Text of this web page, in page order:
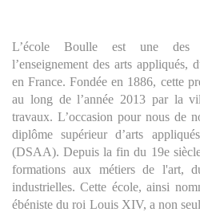
L’école Boulle est une des
l’enseignement des arts appliqués,
en France. Fondée en 1886, cette
au long de l’année 2013 par la
travaux. L’occasion pour nous de
diplôme supérieur d’arts
(DSAA). Depuis la fin du 19e
formations aux métiers de l'art,
industrielles. Cette école, ainsi
ébéniste du roi Louis XIV, a non